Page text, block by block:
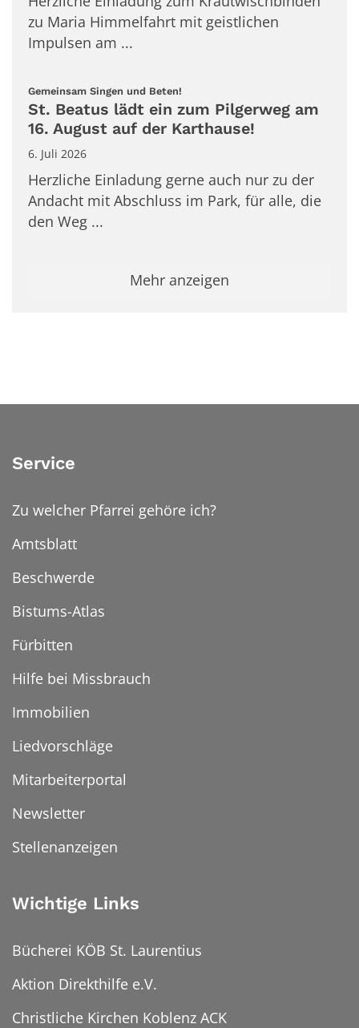
zu Maria Himmelfahrt mit geistlichen
Impulsen am ...
Gemeinsam Singen und Beten!
St. Beatus lädt ein zum Pilgerweg am
16. August auf der Karthause!
6. Juli 2026
Herzliche Einladung gerne auch nur zu der
Andacht mit Abschluss im Park, für alle, die
den Weg ...
Mehr anzeigen
Service
Zu welcher Pfarrei gehöre ich?
Amtsblatt
Beschwerde
Bistums-Atlas
Fürbitten
Hilfe bei Missbrauch
Immobilien
Liedvorschläge
Mitarbeiterportal
Newsletter
Stellenanzeigen
Wichtige Links
Bücherei KÖB St. Laurentius
Aktion Direkthilfe e.V.
Christliche Kirchen Koblenz ACK